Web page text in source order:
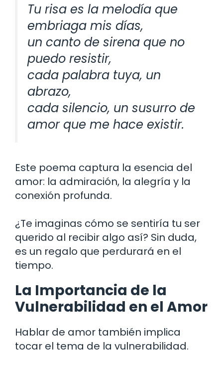
Tu risa es la melodía que
embriaga mis días,
un canto de sirena que no
puedo resistir,
cada palabra tuya, un
abrazo,
cada silencio, un susurro de
amor que me hace existir.
Este poema captura la esencia del
amor: la admiración, la alegría y la
conexión profunda.
¿Te imaginas cómo se sentiría tu ser
querido al recibir algo así? Sin duda,
es un regalo que perdurará en el
tiempo.
La Importancia de la
Vulnerabilidad en el Amor
Hablar de amor también implica
tocar el tema de la vulnerabilidad.